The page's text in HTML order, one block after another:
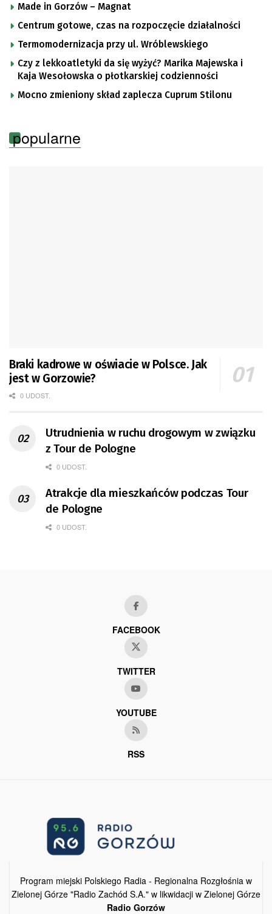
Made in Gorzów – Magnat
Centrum gotowe, czas na rozpoczęcie działalności
Termomodernizacja przy ul. Wróblewskiego
Czy z lekkoatletyki da się wyżyć? Marika Majewska i
Kaja Wesołowska o płotkarskiej codzienności
Mocno zmieniony skład zaplecza Cuprum Stilonu
popularne
Braki kadrowe w oświacie w Polsce. Jak
jest w Gorzowie?
0 UDOST.
Utrudnienia w ruchu drogowym w związku
z Tour de Pologne
0 UDOST.
Atrakcje dla mieszkańców podczas Tour
de Pologne
0 UDOST.
FACEBOOK
TWITTER
YOUTUBE
RSS
Program miejski Polskiego Radia - Regionalna Rozgłośnia w
Zielonej Górze "Radio Zachód S.A." w likwidacji w Zielonej Górze
Radio Gorzów